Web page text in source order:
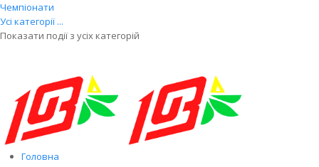
Чемпіонати
Усі категорії ...
Показати події з усіх категорій
Головна